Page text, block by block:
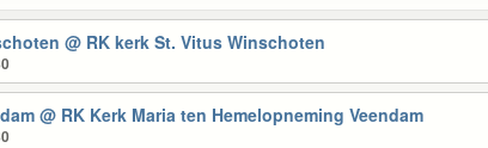
@ RK kerk St. Vitus Winschoten
@ RK Kerk Maria ten Hemelopneming Veendam